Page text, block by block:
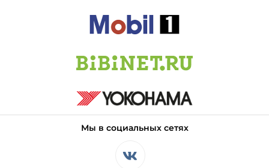
Мы в социальных сетях